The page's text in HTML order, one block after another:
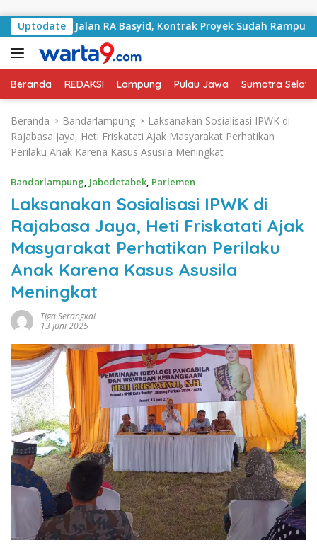
Uptodate
Jalan RA Basyid, Kontrak Proyek Sudah Rampung
Beranda REDAKSI Lampung Pulau Jawa Sumatra
Beranda Bandarlampung
Laksanakan Sosialisasi IPWK di
Rajabasa Jaya, Heti Friskatati Ajak Masyarakat Perhatikan
Perilaku Anak Karena Kasus Asusila Meningkat
Bandarlampung, Jabodetabek, Parlemen
Laksanakan Sosialisasi IPWK di
Rajabasa Jaya, Heti Friskatati Ajak
Masyarakat Perhatikan Perilaku
Anak Karena Kasus Asusila
Meningkat
Tiga Serangkai
13 Juni 2025